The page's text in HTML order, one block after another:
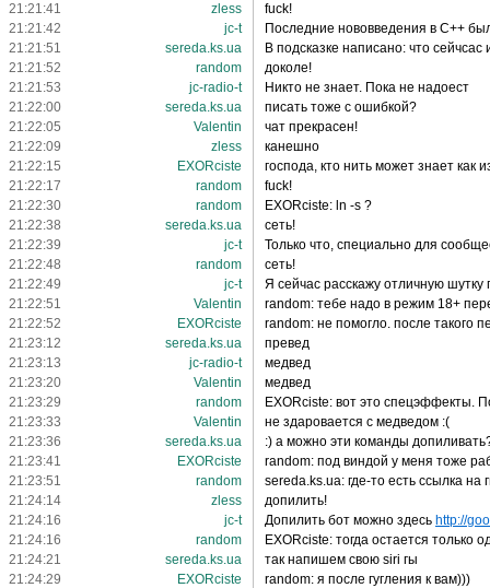
21:21:41
zless
fuck!
21:21:42
jc-t
Последние нововведения в C++
21:21:51
sereda.ks.ua
В подсказке написано: что сейчсас
21:21:52
random
доколе!
21:21:53
jc-radio-t
Никто не знает. Пока не надоест
21:22:00
sereda.ks.ua
писать тоже с ошибкой?
21:22:05
Valentin
чат прекрасен!
21:22:09
zless
канешно
21:22:15
EXORciste
господа, кто нить может знает как
21:22:17
random
fuck!
21:22:30
random
EXORciste: ln -s ?
21:22:38
sereda.ks.ua
сеть!
21:22:39
jc-t
Только что, специально для
21:22:48
random
сеть!
21:22:49
jc-t
Я сейчас расскажу отличную
21:22:51
Valentin
random: тебе надо в режим 18+
21:22:52
EXORciste
random: не помогло. после такого
21:23:12
sereda.ks.ua
превед
21:23:13
jc-radio-t
медвед
21:23:20
Valentin
медвед
21:23:29
random
EXORciste: вот это спецэффекты.
21:23:33
Valentin
не здаровается с медведом :(
21:23:36
sereda.ks.ua
:) а можно эти команды
21:23:41
EXORciste
random: под виндой у меня тоже
21:23:51
random
sereda.ks.ua: где-то есть ссылка на
21:24:14
zless
допилить!
21:24:16
jc-t Допилить бот можно здесь http://
21:24:16
random
EXORciste: тогда остается только
21:24:21
sereda.ks.ua
так напишем свою siri гы
21:24:29
EXORciste
random: я после гугления к вам)))